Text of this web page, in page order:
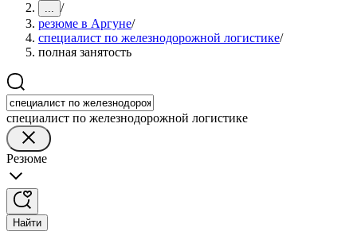
... /
резюме в Аргуне/
специалист по железнодорожной логистике/
полная занятость
специалист по железнодорожной логистике
Резюме
Найти